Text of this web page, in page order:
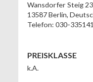
Wansdorfer Steig 23
13587Berlin,
Telefon: 030-
PREISKLASSE
k.A.